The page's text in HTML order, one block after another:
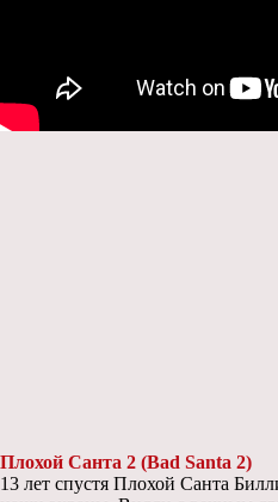
Плохой Санта 2 (Bad Santa 2)
13 лет спустя Плохой Санта